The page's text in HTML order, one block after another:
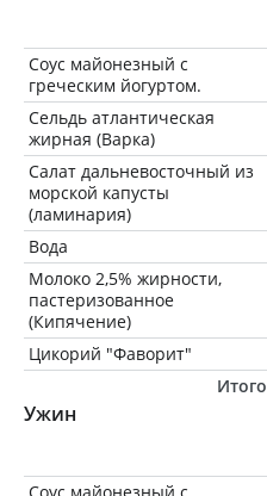
Соус майонезный с
греческим йогуртом.
Сельдь атлантическая
жирная (Варка)
Салат дальневосточный из
морской капусты
(ламинария)
Вода
Молоко 2,5% жирности,
пастеризованное
(Кипячение)
Цикорий "Фаворит"
Итого
Ужин